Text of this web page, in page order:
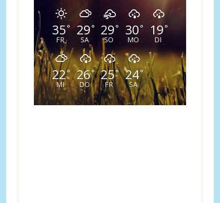
35°
FR
29°
SA
29°
SO
30°
MO
19°
DI
22°
MI
26°
DO
25°
FR
24°
SA